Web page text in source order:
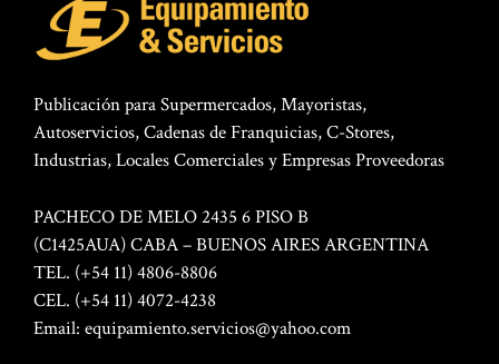
Publicación para Supermercados, Mayoristas,
Autoservicios, Cadenas de Franquicias, C-Stores,
Industrias, Locales Comerciales y Empresas Proveedoras
PACHECO DE MELO 2435 6 PISO B
(C1425AUA) CABA – BUENOS AIRES ARGENTINA
TEL. (+54 11) 4806-8806
CEL. (+54 11) 4072-4238
Email: equipamiento.servicios@yahoo.com